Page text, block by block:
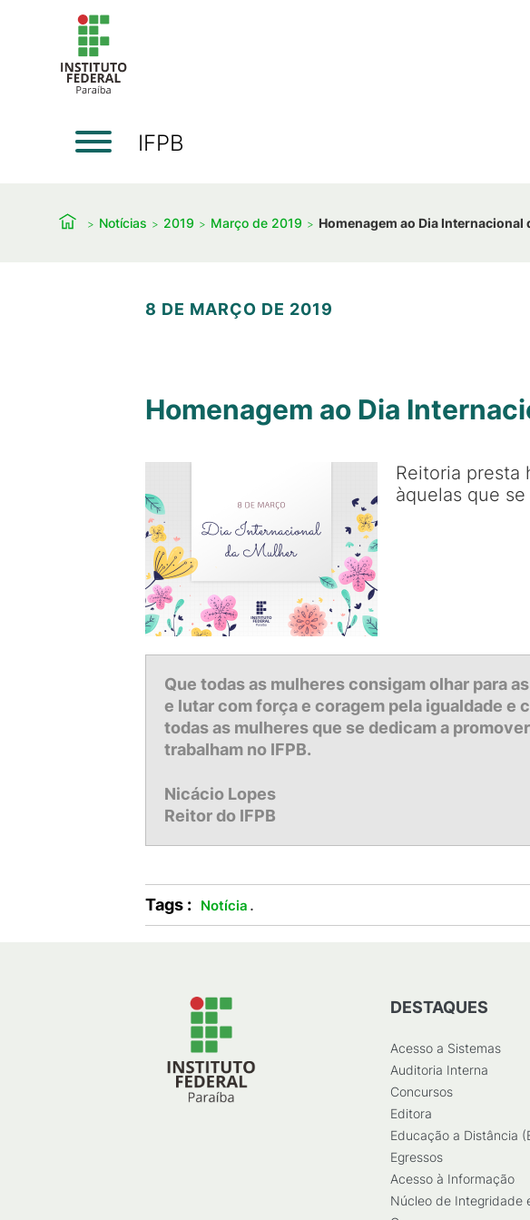
IFPB
Notícias 2019 Março de 2019 Homenagem ao Dia Internacional
8 DE MARÇO DE 2019
Homenagem ao Dia
Reitoria presta
àquelas que
Que todas as mulheres consigam olhar para
e lutar com força e coragem pela igualdade e
todas as mulheres que se dedicam a
trabalham no IFPB.
Nicácio Lopes
Reitor do IFPB
Tags : Notícia .
DESTAQUES
Acesso a Sistemas
Auditoria Interna
Concursos
Editora
Educação a Distância
Egressos
Acesso à Informação
Núcleo de Integridade